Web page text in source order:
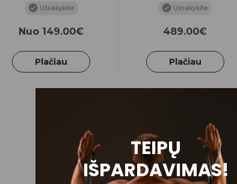
Užsakykite
Nuo 149.00€
Plačiau
Užsakykite
489.00€
Plačiau
TEIPŲ
IŠPARDAVIMAS!